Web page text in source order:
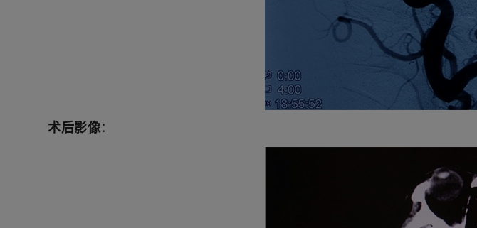
术后影像：